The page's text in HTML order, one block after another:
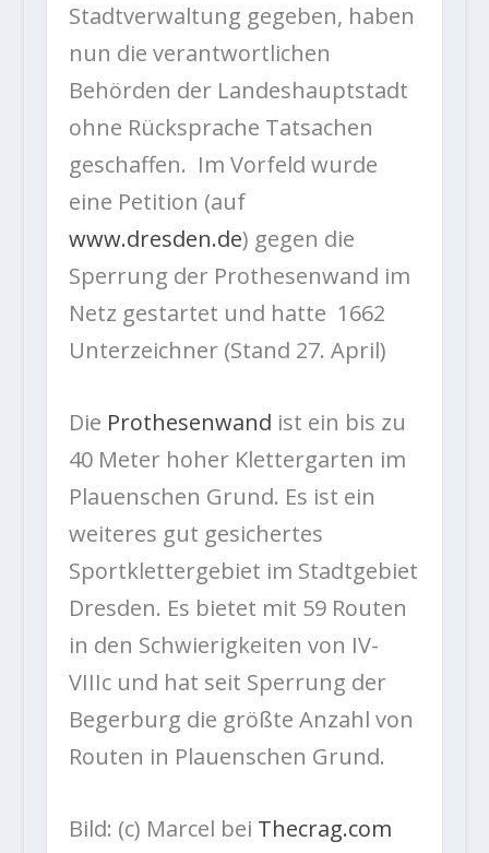
Stadtverwaltung gegeben, haben
nun die verantwortlichen
Behörden der Landeshauptstadt
ohne Rücksprache Tatsachen
geschaffen. Im Vorfeld wurde
eine Petition (auf
www.dresden.de) gegen die
Sperrung der Prothesenwand im
Netz gestartet und hatte 1662
Unterzeichner (Stand 27. April)
Die Prothesenwand ist ein bis zu
40 Meter hoher Klettergarten im
Plauenschen Grund. Es ist ein
weiteres gut gesichertes
Sportklettergebiet im Stadtgebiet
Dresden. Es bietet mit 59 Routen
in den Schwierigkeiten von IV-
VIIIc und hat seit Sperrung der
Begerburg die größte Anzahl von
Routen in Plauenschen Grund.
Bild: (c) Marcel bei Thecrag.com